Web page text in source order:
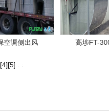
空调侧出风 高埗FT-
4][5] : :